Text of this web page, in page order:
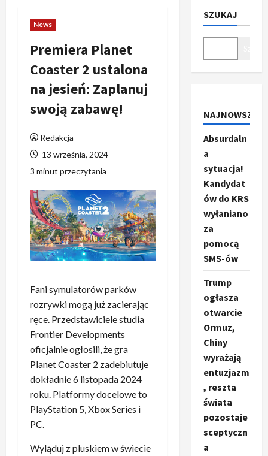
News
Premiera Planet
Coaster 2 ustalona
na jesień: Zaplanuj
swoją zabawę!
Redakcja
13 września, 2024
3 minut przeczytania
Fani symulatorów parków
rozrywki mogą już zacierając
ręce. Przedstawiciele studia
Frontier Developments
oficjalnie ogłosili, że gra
Planet Coaster 2 zadebiutuje
dokładnie 6 listopada 2024
roku. Platformy docelowe to
PlayStation 5, Xbox Series i
PC.
Wyląduj z pluskiem w świecie
SZUKAJ
NAJNOWSZE
Absurdaln
a
sytuacja!
Kandydat
ów do KRS
wyłaniano
za
pomocą
SMS-ów
Trump
ogłasza
otwarcie
Ormuz,
Chiny
wyrażają
entuzjazm
, reszta
świata
pozostaje
sceptyczn
a